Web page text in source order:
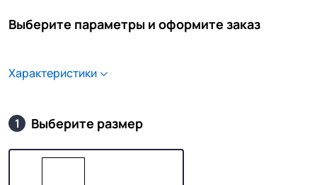
Выберите параметры и оформите заказ
Характеристики
1 Выберите размер